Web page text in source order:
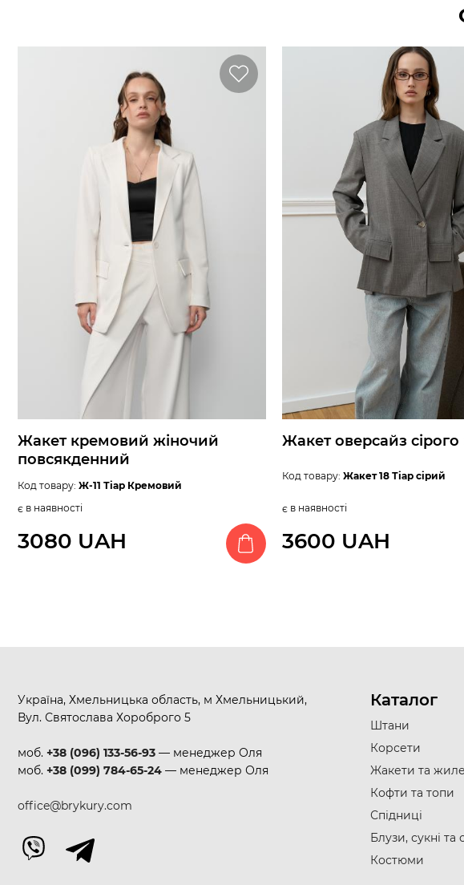
Жакет кремовий жіночий
повсякденний
Код товару: Ж-11 Тіар Кремовий
є в наявності
3080 UAH
Жакет оверсайз
Код товару: Жакет 18 Тіар сірий
є в наявності
3600 UAH
Україна, Хмельницька область, м Хмельницький,
Вул. Святослава Хороброго 5
моб. +38 (096) 133-56-93 — менеджер Оля
моб. +38 (099) 784-65-24 — менеджер Оля
office@brykury.com
Каталог
Штани
Корсети
Жакети та
Кофти та топи
Спідниці
Блузи, сукні та
Костюми